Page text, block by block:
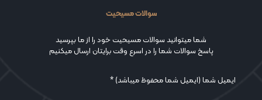
سوالات مسیحیت
شما میتوانید سوالات مسیحیت خود را از ما بپرسید
پاسخ سوالات شما را در اسرع وقت برایتان ارسال میکنیم
ایمیل شما (ایمیل شما محفوظ میباشد) *